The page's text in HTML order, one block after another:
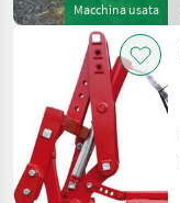
Macchina usata